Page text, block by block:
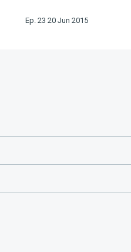
Ep. 23 20 Jun 2015